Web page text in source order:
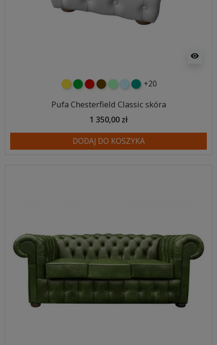
visibility
żółtyzielonyczerwony
czekoladowy
miętowybłękitny
turkusowy
+20
Pufa Chesterfield Classic skóra
1 350,00 zł
DODAJ DO KOSZYKA